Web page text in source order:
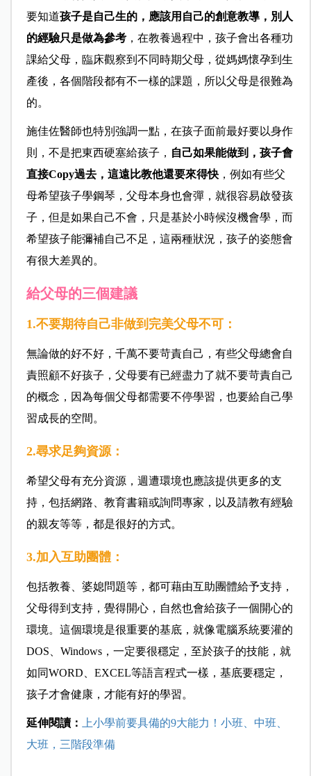
要知道孩子是自己生的，應該用自己的創意教導，別人
的經驗只是做為參考，在教養過程中，孩子會出各種功
課給父母，臨床觀察到不同時期父母，從媽媽懷孕到生
產後，各個階段都有不一樣的課題，所以父母是很難為
的。
施佳佐醫師也特別強調一點，在孩子面前最好要以身作
則，不是把東西硬塞給孩子， 自己如果能做到，孩子會
直接Copy過去，這遠比教他還要來得快，例如有些父
母希望孩子學鋼琴，父母本身也會彈，就很容易啟發孩
子，但是如果自己不會，只是基於小時候沒機會學，而
希望孩子能彌補自己不足，這兩種狀況，孩子的姿態會
有很大差異的。
給父母的三個建議
1.不要期待自己非做到完美父母不可：
無論做的好不好，千萬不要苛責自己，有些父母總會自
責照顧不好孩子，父母要有已經盡力了就不要苛責自己
的概念，因為每個父母都需要不停學習，也要給自己學
習成長的空間。
2.尋求足夠資源：
希望父母有充分資源，週遭環境也應該提供更多的支
持，包括網路、教育書籍或詢問專家，以及請教有經驗
的親友等等，都是很好的方式。
3.加入互助團體：
包括教養、婆媳問題等，都可藉由互助團體給予支持，
父母得到支持，覺得開心，自然也會給孩子一個開心的
環境。這個環境是很重要的基底，就像電腦系統要灌的
DOS、Windows，一定要很穩定，至於孩子的技能，就
如同WORD、EXCEL等語言程式一樣，基底要穩定，
孩子才會健康，才能有好的學習。
延伸閱讀：
上小學前要具備的9大能力！小班、中班、
大班，三階段準備